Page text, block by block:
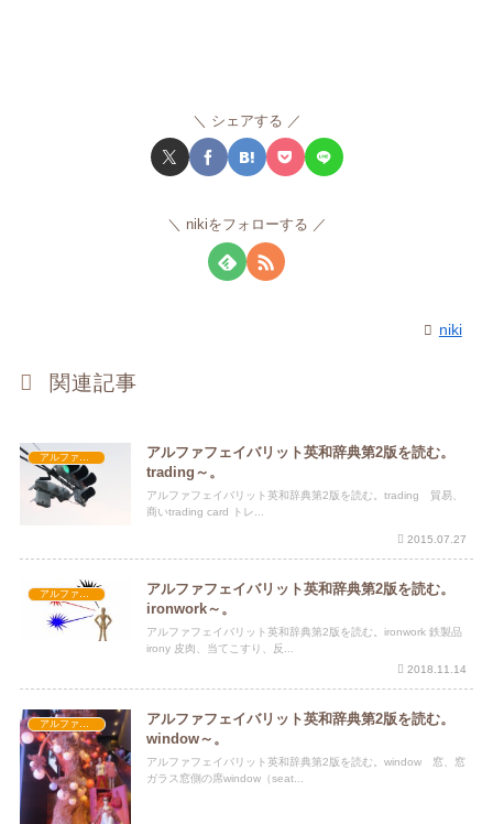
シェアする
nikiをフォローする
niki
関連記事
アルファフェイバリット英和辞典第2版を読む。
trading～。
アルファフェイバリット英和辞典第2版を読む。trading 貿易、
商いtrading card トレ...
2015.07.27
アルファフェイバリット英和辞典第2版を読む。
ironwork～。
アルファフェイバリット英和辞典第2版を読む。ironwork 鉄製品
irony 皮肉、当てこすり、反...
2018.11.14
アルファフェイバリット英和辞典第2版を読む。
window～。
アルファフェイバリット英和辞典第2版を読む。window 窓、窓
ガラス窓側の席window（seat...